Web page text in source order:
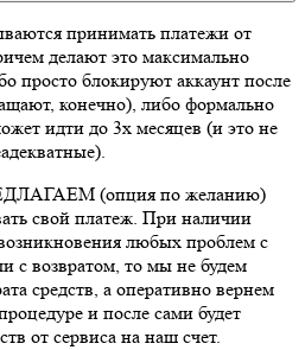
принимать платежи от
делают это максимально
просто блокируют аккаунт после
конечно), либо формально
идти до 3х месяцев (и это не
(опция по желанию)
свой платеж. При наличии
любых проблем с
с возвратом, то мы не будем
средств, а оперативно вернем
и после сами будет
от сервиса на наш счет.